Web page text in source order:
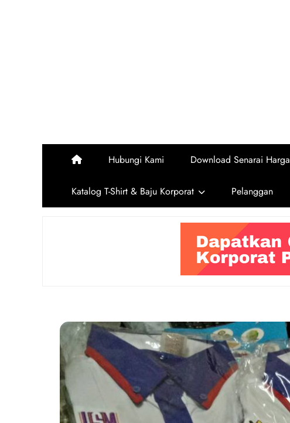
Hubungi Kami Download Senarai Harga
Katalog T-Shirt & Baju Korporat Pelanggan